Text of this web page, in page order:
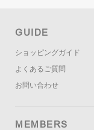
GUIDE
ショッピングガイド
よくあるご質問
お問い合わせ
MEMBERS